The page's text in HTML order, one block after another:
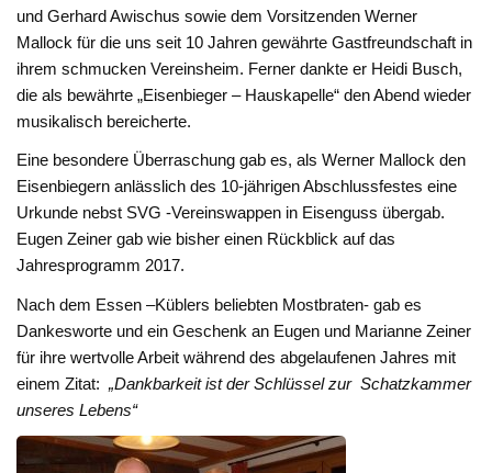
und Gerhard Awischus sowie dem Vorsitzenden Werner
Mallock für die uns seit 10 Jahren gewährte Gastfreundschaft in
ihrem schmucken Vereinsheim. Ferner dankte er Heidi Busch,
die als bewährte „Eisenbieger – Hauskapelle“ den Abend wieder
musikalisch bereicherte.
Eine besondere Überraschung gab es, als Werner Mallock den
Eisenbiegern anlässlich des 10-jährigen Abschlussfestes eine
Urkunde nebst SVG -Vereinswappen in Eisenguss übergab.
Eugen Zeiner gab wie bisher einen Rückblick auf das
Jahresprogramm 2017.
Nach dem Essen –Küblers beliebten Mostbraten- gab es
Dankesworte und ein Geschenk an Eugen und Marianne Zeiner
für ihre wertvolle Arbeit während des abgelaufenen Jahres mit
einem Zitat: „Dankbarkeit ist der Schlüssel zur Schatzkammer
unseres Lebens“